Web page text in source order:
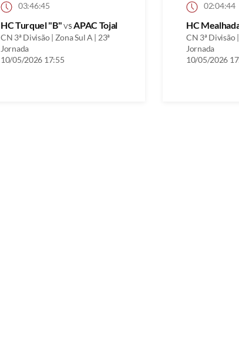
03:46:45
HC Turquel "B"vsAPAC Tojal
CN 3ª Divisão | Zona Sul A | 23ª
Jornada
10/05/2026 17:55
02:04:44
HC
CN 3ª Divisão
Jornada
10/05/2026